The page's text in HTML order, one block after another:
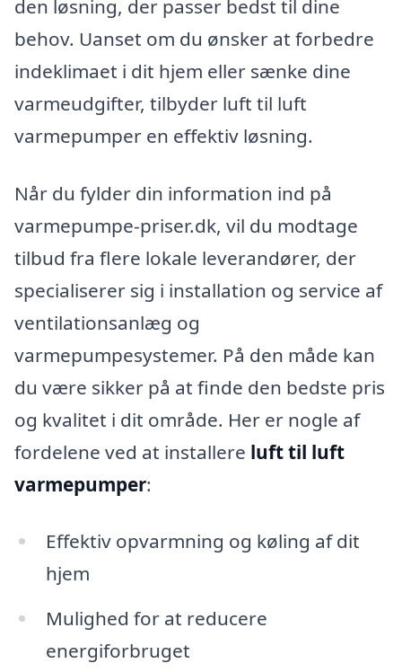
den løsning, der passer bedst til dine
behov. Uanset om du ønsker at forbedre
indeklimaet i dit hjem eller sænke dine
varmeudgifter, tilbyder luft til luft
varmepumper en effektiv løsning.
Når du fylder din information ind på
varmepumpe-priser.dk, vil du modtage
tilbud fra flere lokale leverandører, der
specialiserer sig i installation og service af
ventilationsanlæg og
varmepumpesystemer. På den måde kan
du være sikker på at finde den bedste pris
og kvalitet i dit område. Her er nogle af
fordelene ved at installere luft til luft
varmepumper:
Effektiv opvarmning og køling af dit
hjem
Mulighed for at reducere
energiforbruget